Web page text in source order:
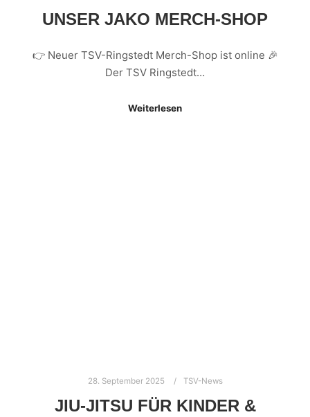
UNSER JAKO MERCH-SHOP
👉 Neuer TSV-Ringstedt Merch-Shop ist online 🎉
Der TSV Ringstedt…
Weiterlesen
28. September 2025 TSV-News
JIU-JITSU FÜR KINDER &